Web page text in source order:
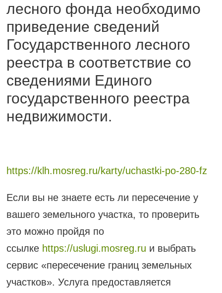
лесного фонда необходимо
приведение сведений
Государственного лесного
реестра в соответствие со
сведениями Единого
государственного реестра
недвижимости.
https://klh.mosreg.ru/karty/uchastki-po-280-fz
Если вы не знаете есть ли пересечение у
вашего земельного участка, то проверить
это можно пройдя по
ссылке https://uslugi.mosreg.ru и выбрать
сервис «пересечение границ земельных
участков». Услуга предоставляется